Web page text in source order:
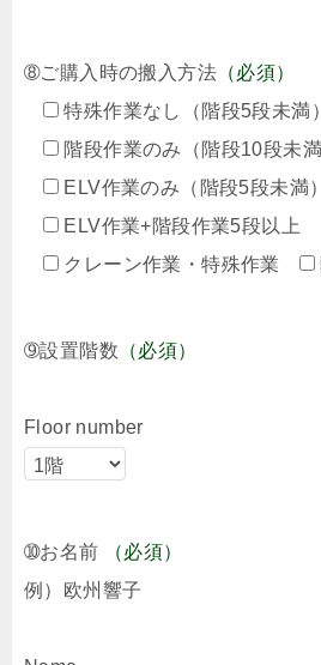
➇ご購入時の搬入方法 （必須）
特殊作業なし（階段5段未満）
階段作業のみ（階段10段未満
ELV作業のみ（階段5段未満）
ELV作業+階段作業5段以上
クレーン作業・特殊作業
➈設置階数 （必須）
Floor number
➉お名前
（必須）
例）欧州響子